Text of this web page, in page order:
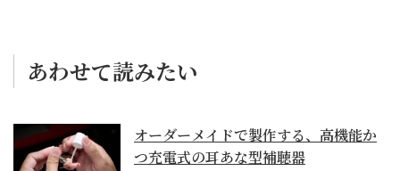
あわせて読みたい
オーダーメイドで製作する、高機能か
つ充電式の耳あな型補聴器